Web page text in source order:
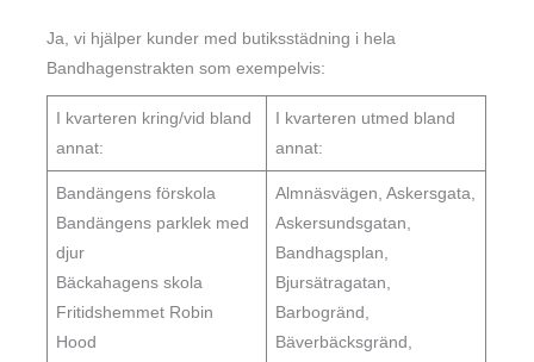
Ja, vi hjälper kunder med butiksstädning i hela
Bandhagenstrakten som exempelvis:
I kvarteren kring/vid bland
annat:
I kvarteren utmed bland
annat:
Bandängens förskola
Bandängens parklek med
djur
Bäckahagens skola
Fritidshemmet Robin
Hood
Almnäsvägen, Askersgata,
Askersundsgatan,
Bandhagsplan,
Bjursätragatan,
Barbogränd,
Bäverbäcksgränd,